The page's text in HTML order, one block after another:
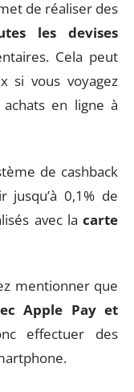
de réaliser des
les devises
Cela peut
si vous voyagez
en ligne à
de cashback
jusqu’à 0,1% de
avec la carte
mentionner que
Apple Pay et
effectuer des